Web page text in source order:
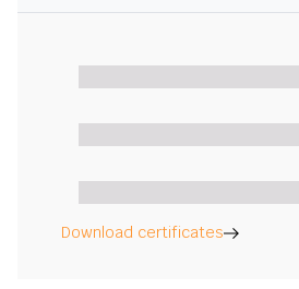
Download certificates